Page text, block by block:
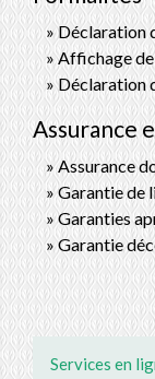
Déclaration
Affichage
Déclaration
Assurance
Assurance
Garantie de
Garanties
Garantie
Services en